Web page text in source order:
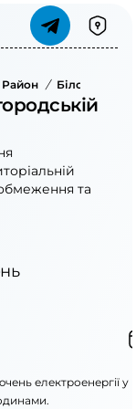
Район /
та
електроенергії у